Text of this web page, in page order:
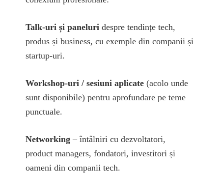
Talk-uri și paneluri despre tendințe tech,
produs și business, cu exemple din companii și
startup-uri.
Workshop-uri / sesiuni aplicate (acolo unde
sunt disponibile) pentru aprofundare pe teme
punctuale.
Networking – întâlniri cu dezvoltatori,
product managers, fondatori, investitori și
oameni din companii tech.